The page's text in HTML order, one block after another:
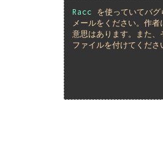
Racc
を使っていてバ
メールをください。作
意思はあります。また
ファイルを付けてくださ